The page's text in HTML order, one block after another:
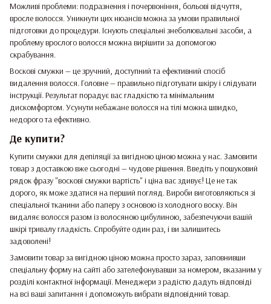
Можливі проблеми: подразнення і почервоніння, больові відчуття,
вросле волосся. Уникнути цих нюансів можна за умови правильної
підготовки до процедури. Існують спеціальні знеболювальні засоби, а
проблему врослого волосся можна вирішити за допомогою
скрабування.
Воскові смужки — це зручний, доступний та ефективний спосіб
видалення волосся. Головне — правильно підготувати шкіру і слідувати
інструкції. Результат порадує вас гладкістю та мінімальним
дискомфортом. Усунути небажане волосся на тілі можна швидко,
недорого та ефективно.
Де купити?
Купити смужки для депіляції за вигідною ціною можна у нас. Замовити
товар з доставкою вже сьогодні — чудове рішення. Введіть у пошуковий
рядок фразу "воскові смужки вартість" і ціна вас здивує! Це не так
дорого, як може здатися на перший погляд. Вироби виготовляються зі
спеціальної тканини або паперу з основою із холодного воску. Він
видаляє волосся разом із волосяною цибулиною, забезпечуючи вашій
шкірі тривалу гладкість. Спробуйте один раз, і ви залишитесь
задоволені!
Замовити товар за вигідною ціною можна просто зараз, заповнивши
спеціальну форму на сайті або зателефонувавши за номером, вказаним у
розділі контактної інформації. Менеджери з радістю дадуть відповіді
на всі ваші запитання і допоможуть вибрати відповідний товар.